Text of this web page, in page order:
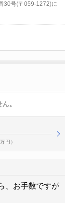
30号(〒059-1272)に
。
円）
、お手数ですが